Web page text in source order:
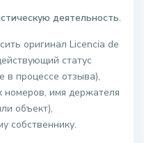
деятельность.
оригинал Licencia de
статус
в процессе отзыва),
имя держателя
объект),
собственнику.